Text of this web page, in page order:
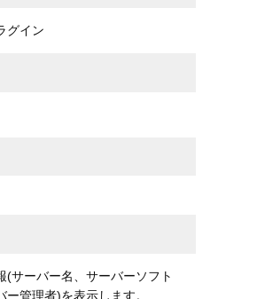
グイン
(サーバー名、サーバーソフト
ー管理者)を表示します。